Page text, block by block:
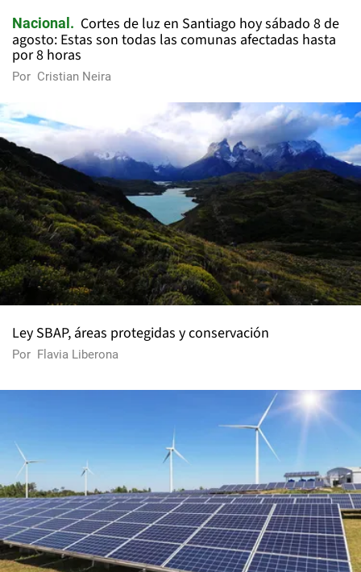
Nacional
Cortes de luz en Santiago hoy sábado 8 de
agosto: Estas son todas las comunas afectadas hasta
por 8 horas
Por Cristian Neira
Ley SBAP, áreas protegidas y conservación
Por Flavia Liberona